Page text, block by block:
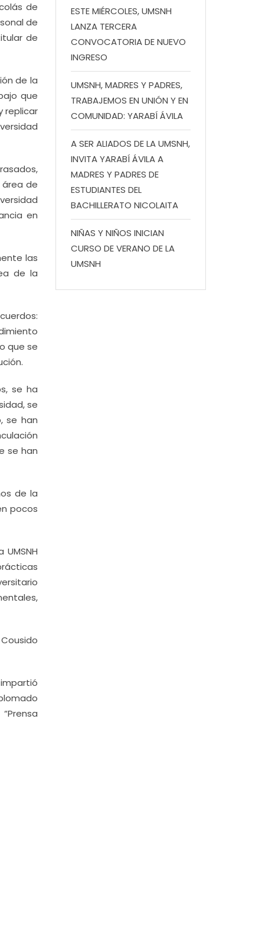
de
de
de
de la
que
replicar
área de
en
las
de la
que se
se ha
se
se han
se han
de la
pocos
ESTE MIÉRCOLES, UMSNH
LANZA TERCERA
CONVOCATORIA DE NUEVO
INGRESO
UMSNH, MADRES Y PADRES,
TRABAJEMOS EN UNIÓN Y EN
COMUNIDAD: YARABÍ ÁVILA
A SER ALIADOS DE LA UMSNH,
INVITA YARABÍ ÁVILA A
MADRES Y PADRES DE
ESTUDIANTES DEL
BACHILLERATO NICOLAITA
NIÑAS Y NIÑOS INICIAN
CURSO DE VERANO DE LA
UMSNH